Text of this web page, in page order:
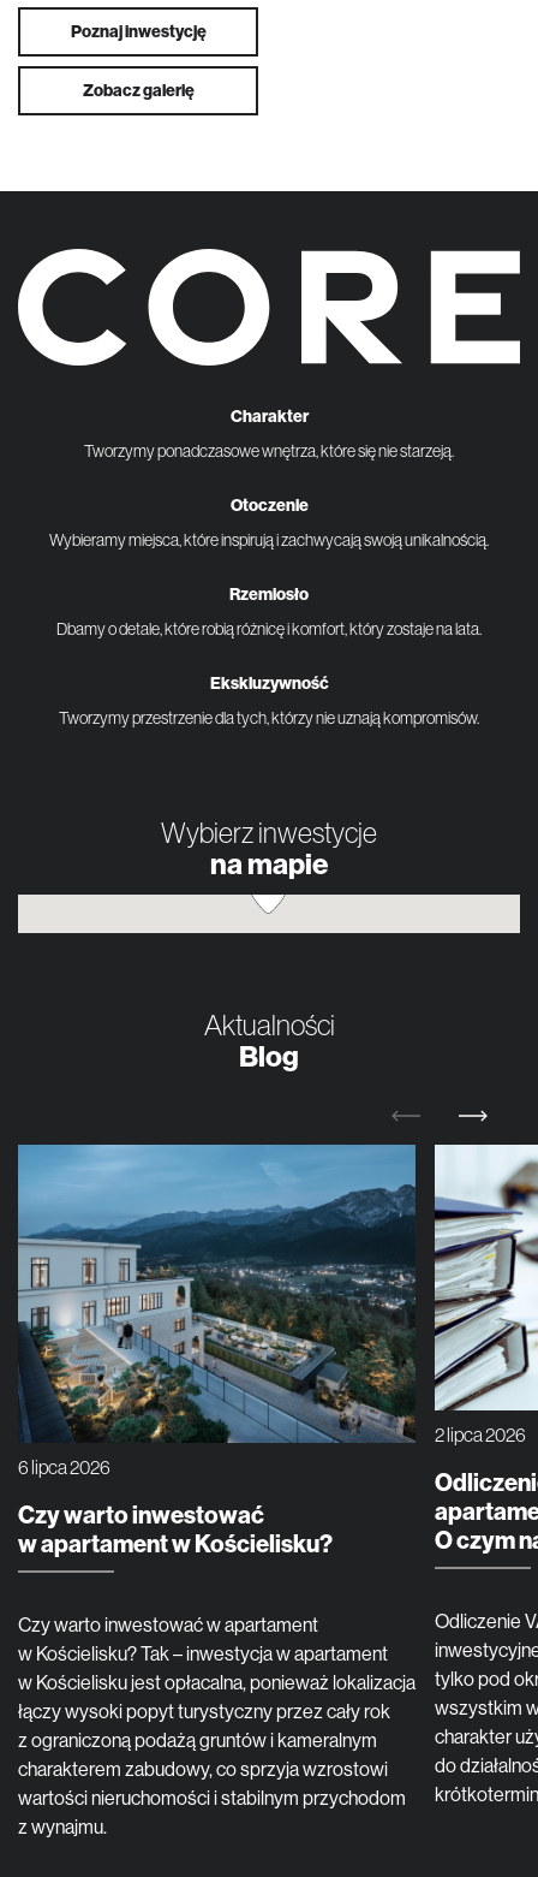
Poznaj inwestycję
Zobacz galerię
Charakter
Tworzymy ponadczasowe wnętrza, które się nie starzeją.
Otoczenie
Wybieramy miejsca, które inspirują i zachwycają swoją unikalnością.
Rzemiosło
Dbamy o detale, które robią różnicę i komfort, który zostaje na lata.
Ekskluzywność
Tworzymy przestrzenie dla tych, którzy nie uznają kompromisów.
Wybierz inwestycje
na mapie
Aktualności
Blog
6 lipca 2026
Czy warto inwestować
w apartament w Kościelisku?
Czy warto inwestować w apartament
w Kościelisku? Tak – inwestycja w apartament
w Kościelisku jest opłacalna, ponieważ lokalizacja
łączy wysoki popyt turystyczny przez cały rok
z ograniczoną podażą gruntów i kameralnym
charakterem zabudowy, co sprzyja wzrostowi
wartości nieruchomości i stabilnym przychodom
z wynajmu.
2 lipca 2026
O czym
Odliczenie
tylko pod
wszystkim
charakter
do